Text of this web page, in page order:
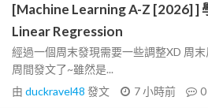
[Machine Learning A-Z [2026] ]
Linear Regression
經過一個周末發現需要一些調整XD 周
周間發文了~雖然是...
由 duckravel48 發文 7 小時前 0